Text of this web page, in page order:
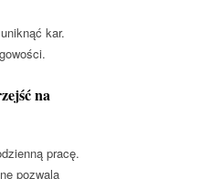
kar.
na
pracę.
pozwala